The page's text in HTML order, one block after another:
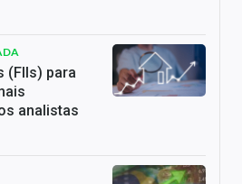
(FIIs) para
analistas